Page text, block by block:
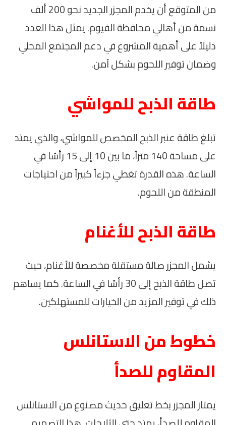
من المتوقع أن يخدم المجزر الجديد نحو 200 ألف
نسمة من أهالي محافظة الفيوم. يمثل هذا العدد
دليلاً على أهمية المشروع في دعم المجتمع المحلي
وضمان توفير اللحوم بشكل آمن.
طاقة الذبح للمواشي
تبلغ طاقة عنبر الذبح المخصص للمواشي، والذي يمتد
على مساحة 140 متراً، ما بين 10 إلى 15 رأسًا في
الساعة. هذه القدرة تغطي جزءاً كبيراً من احتياجات
المنطقة من اللحوم.
طاقة الذبح للأغنام
يشمل المجزر صالة مستقلة مخصصة للأغنام، حيث
تصل طاقة الذبح إلى 30 رأسًا في الساعة. كما يساهم
ذلك في توفير المزيد من الخيارات للمستهلكين.
خطوط من الاستانلس
المقاوم للصدأ
يمتاز المجزر بخط تعليق حديث مصنوع من الاستانلس